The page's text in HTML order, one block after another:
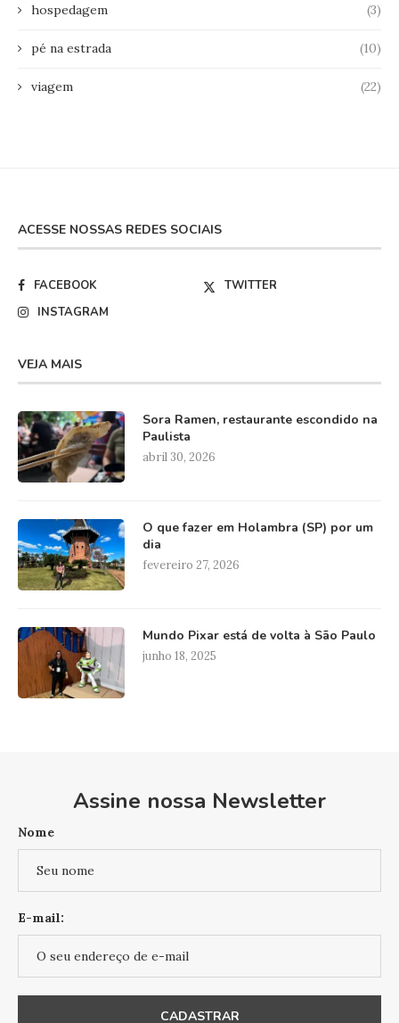
hospedagem (3)
pé na estrada (10)
viagem (22)
ACESSE NOSSAS REDES SOCIAIS
FACEBOOK
TWITTER
INSTAGRAM
VEJA MAIS
Sora Ramen, restaurante escondido na
Paulista
abril 30, 2026
O que fazer em Holambra (SP) por um
dia
fevereiro 27, 2026
Mundo Pixar está de volta à São Paulo
junho 18, 2025
Assine nossa Newsletter
Nome
E-mail: